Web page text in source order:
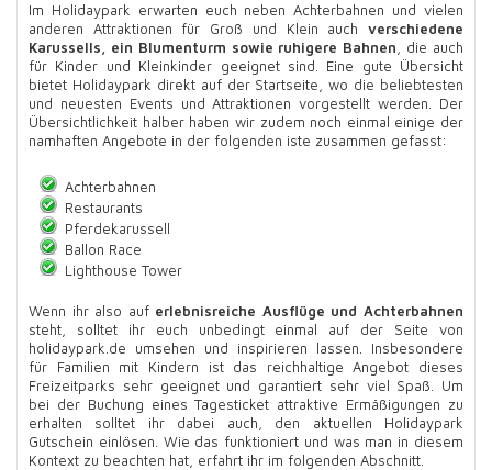
Im Holidaypark erwarten euch neben Achterbahnen und vielen
anderen Attraktionen für Groß und Klein auch verschiedene
Karussells, ein Blumenturm sowie ruhigere Bahnen, die auch
für Kinder und Kleinkinder geeignet sind. Eine gute Übersicht
bietet Holidaypark direkt auf der Startseite, wo die beliebtesten
und neuesten Events und Attraktionen vorgestellt werden. Der
Übersichtlichkeit halber haben wir zudem noch einmal einige der
namhaften Angebote in der folgenden iste zusammen gefasst:
Achterbahnen
Restaurants
Pferdekarussell
Ballon Race
Lighthouse Tower
Wenn ihr also auferlebnisreiche Ausflüge und Achterbahnen
steht, solltet ihr euch unbedingt einmal auf der Seite von
holidaypark.de umsehen und inspirieren lassen. Insbesondere
für Familien mit Kindern ist das reichhaltige Angebot dieses
Freizeitparks sehr geeignet und garantiert sehr viel Spaß. Um
bei der Buchung eines Tagesticket attraktive Ermäßigungen zu
erhalten solltet ihr dabei auch, den aktuellen Holidaypark
Gutschein einlösen. Wie das funktioniert und was man in diesem
Kontext zu beachten hat, erfahrt ihr im folgenden Abschnitt.